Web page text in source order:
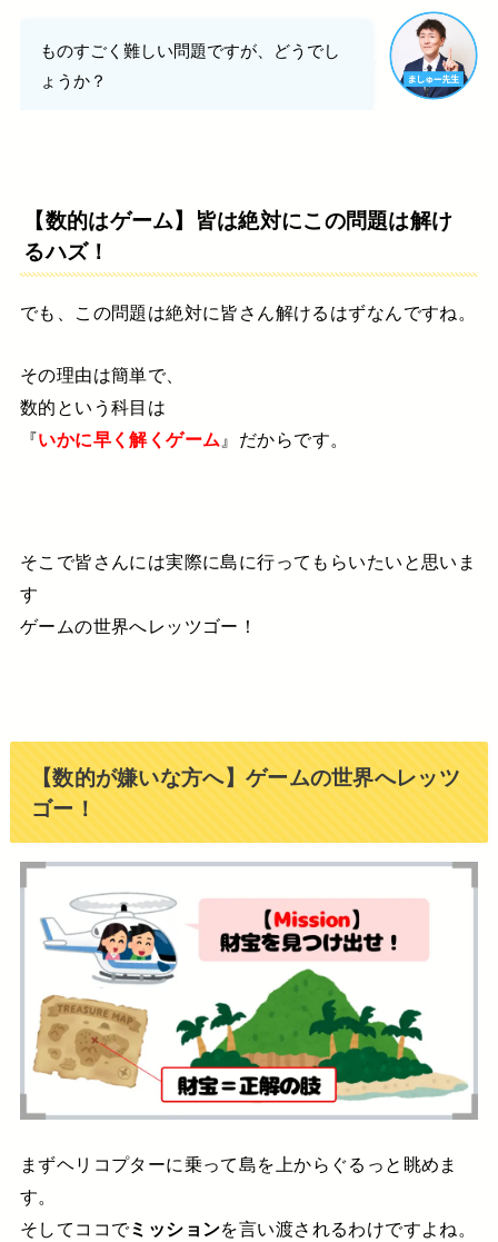
ものすごく難しい問題ですが、どうでし
ょうか？
【数的はゲーム】皆は絶対にこの問題は解け
るハズ！
でも、この問題は絶対に皆さん解けるはずなんですね。
その理由は簡単で、
数的という科目は
『いかに早く解くゲーム 』だからです。
そこで皆さんには実際に島に行ってもらいたいと思いま
す
ゲームの世界へレッツゴー！
【数的が嫌いな方へ】ゲームの世界へレッツ
ゴー！
まずヘリコプターに乗って島を上からぐるっと眺めま
す。
そしてココでミッションを言い渡されるわけですよね。